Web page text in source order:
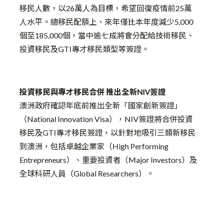
移民人數，以26萬人為目標，希望回復疫情前25萬
人水平。總移民配額上、來年僅比本年度減少5,000
個至185,000個，當中逾七成將會分配給技術移民、
投資移民及GTI專才移民類型等簽證。
投資移民與專才移民合併 推出全新NIV簽證
澳洲政府確認年底前推出全新「國家創新簽證」
（National Innovation Visa），NIV簽證將合併投資
移民及GTI專才移民簽證，以針對地吸引三類新移民
到澳洲，包括卓越企業家（High Performing
Entrepreneurs）、重要投資者（Major Investors）及
全球科研人員（Global Researchers）。